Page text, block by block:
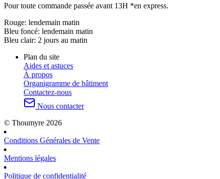
Pour toute commande passée avant 13H *en express.
Rouge: lendemain matin
Bleu foncé: lendemain matin
Bleu clair: 2 jours au matin
Plan du site
Aides et astuces
À propos
Organigramme de bâtiment
Contactez-nous
Nous contacter
© Thoumyre 2026
Conditions Générales de Vente
Mentions légales
Politique de confidentialité